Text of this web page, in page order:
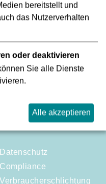
können sich
ihre besten
Mitarbeitenden am
24 sind rund um die Uhr
Datenschutz
Compliance
Verbraucherschlichtung
bereitstellt und
das Nutzerverhalten
oder deaktivieren
Sie alle Dienste
Alle akzeptieren